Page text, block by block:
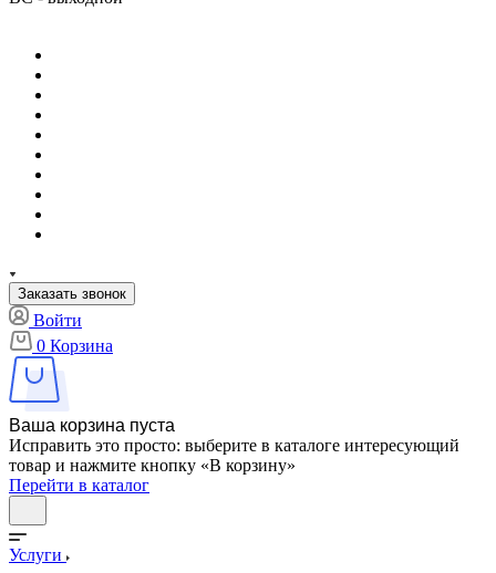
Заказать звонок
Войти
0 Корзина
Ваша корзина пуста
Исправить это просто: выберите в каталоге интересующий
товар и нажмите кнопку «В корзину»
Перейти в каталог
Услуги